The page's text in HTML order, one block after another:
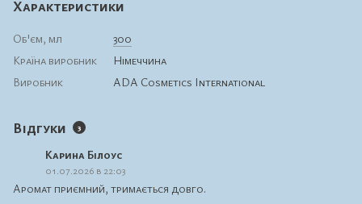
Характеристики
Об'єм, мл
300
Країна виробник
Німеччина
Виробник
ADA Cosmetics International
Відгуки 3
Карина Білоус
01.07.2026 в 22:03
Аромат приємний, тримається довго.